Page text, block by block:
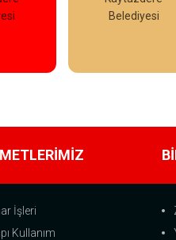
Kaytazdere
İşleri
Kullanım